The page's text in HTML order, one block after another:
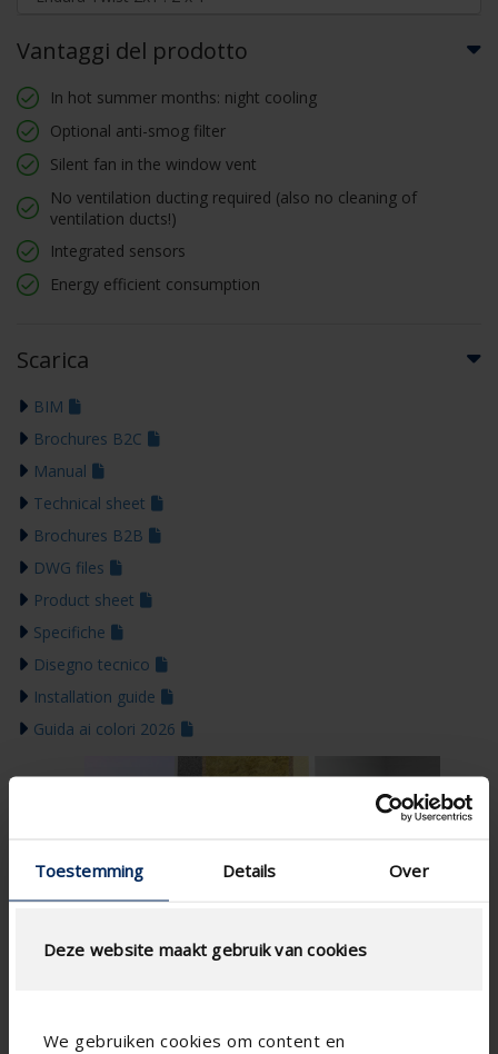
Toestemming Details Over
Deze website maakt gebruik van cookies
We gebruiken cookies om content en
Vantaggi del prodotto
In hot summer months: night cooling
Optional anti-smog filter
Silent fan in the window vent
No ventilation ducting required (also no cleaning of
ventilation ducts!)
Integrated sensors
Energy efficient consumption
Scarica
BIM
Brochures B2C
Manual
Technical sheet
Brochures B2B
DWG files
Product sheet
Specifiche
Disegno tecnico
Installation guide
Guida ai colori 2026